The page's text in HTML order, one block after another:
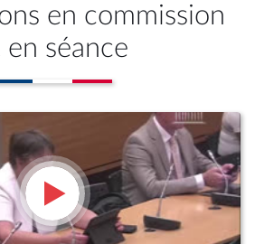
en commission
en séance